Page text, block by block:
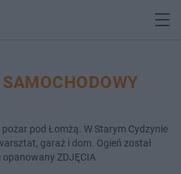
pożar pod Łomżą. W Starym Cydzynie
garaż i dom. Ogień został
ZDJĘCIA